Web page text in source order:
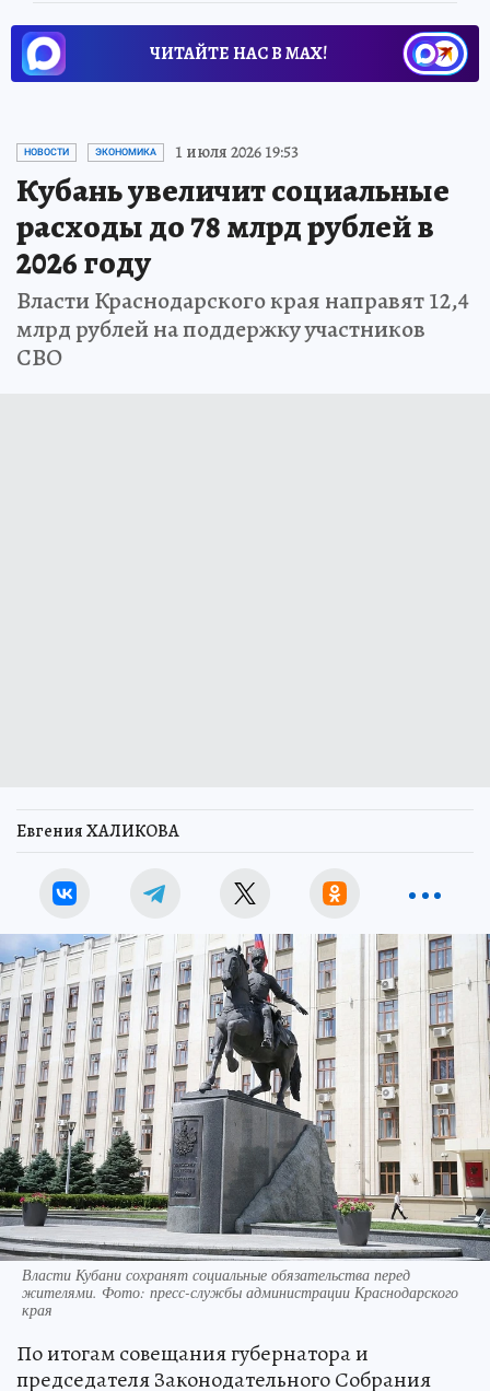
ЧИТАЙТЕ НАС В МАХ!
НОВОСТИ ЭКОНОМИКА 1 июля 2026 19:53
Кубань увеличит социальные
расходы до 78 млрд рублей в
2026 году
Власти Краснодарского края направят 12,4
млрд рублей на поддержку участников
СВО
Евгения ХАЛИКОВА
Власти Кубани сохранят социальные обязательства перед
жителями. Фото: пресс-службы администрации Краснодарского
края
По итогам совещания губернатора и
председателя Законодательного Собрания